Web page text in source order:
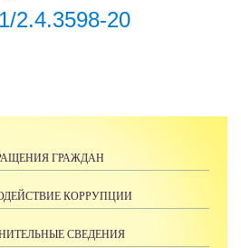
2.4.3598-20
ГРАЖДАН
КОРРУПЦИИ
СВЕДЕНИЯ